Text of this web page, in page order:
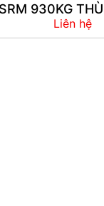
SRM 930KG
Liên hệ